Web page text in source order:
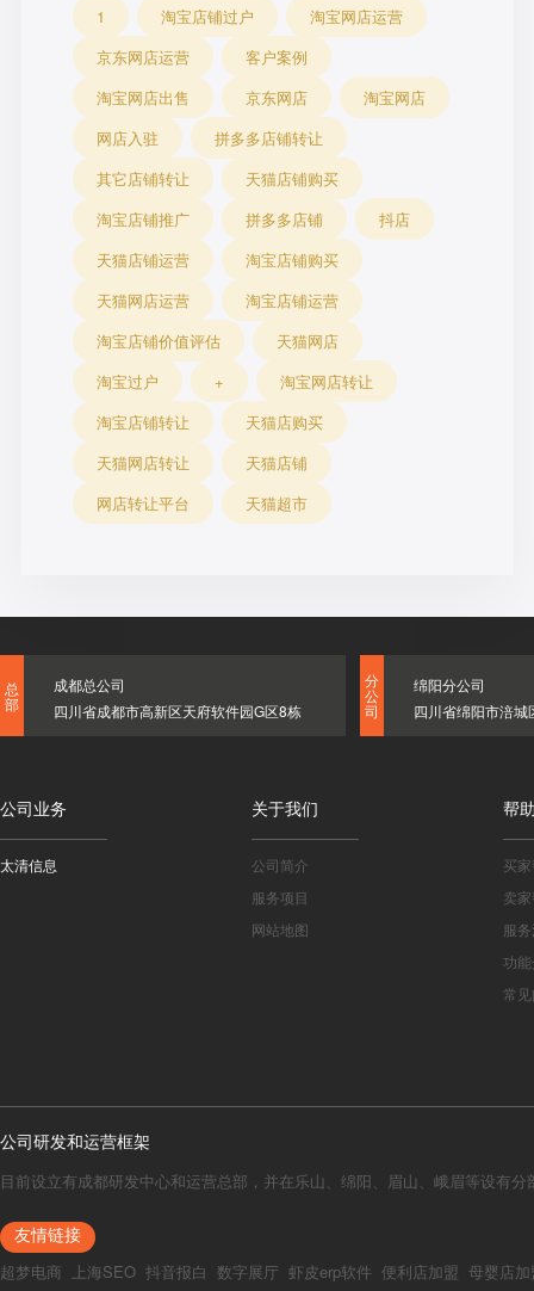
1 淘宝店铺过户
淘宝网店运营
京东网店运营
客户案例
淘宝网店出售
京东网店
淘宝网店
网店入驻
拼多多店铺转让
其它店铺转让
天猫店铺购买
淘宝店铺推广
拼多多店铺
抖店
天猫店铺运营
淘宝店铺购买
天猫网店运营
淘宝店铺运营
淘宝店铺价值评估
天猫网店
淘宝过户
+
淘宝网店转让
淘宝店铺转让
天猫店购买
天猫网店转让
天猫店铺
网店转让平台
天猫超市
总
部
成都总公司
四川省成都市高新区天府软件园G区8栋
分
公
司
绵阳分公司
四川省绵阳市涪
公司业务
太清信息
关于我们
公司简介
服务项目
网站地图
帮
买
卖
服
功
常
公司研发和运营框架
目前设立有成都研发中心和运营总部，并在乐山、绵阳、眉山、峨眉等设有
友情链接
超梦电商 上海SEO 抖音报白 数字展厅 虾皮erp软件 便利店加盟 母婴店